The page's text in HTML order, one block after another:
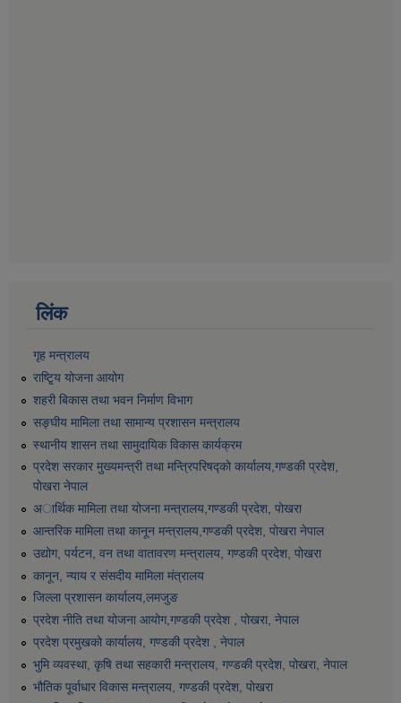
लिंक
गृह मन्त्रालय
राष्टि्ृय योजना आयोग
शहरी बिकास तथा भवन निर्माण विभाग
सङ्घीय मामिला तथा सामान्य प्रशासन मन्त्रालय
स्थानीय शासन तथा सामुदायिक विकास कार्यक्रम
प्रदेश सरकार मुख्यमन्त्री तथा मन्त्रिपरिषद्को कार्यालय,गण्डकी प्रदेश,
पाेखरा नेपाल
अार्थिक मामिला तथा योजना मन्त्रालय,गण्डकी प्रदेश, पोखरा
आन्तरिक मामिला तथा कानून मन्त्रालय,गण्डकी प्रदेश, पाेखरा नेपाल
उद्योग, पर्यटन, वन तथा वातावरण मन्त्रालय, गण्डकी प्रदेश, पोखरा
कानून, न्याय र संसदीय मामिला मंत्रालय
जिल्ला प्रशासन कार्यालय,लमजुङ
प्रदेश नीति तथा योजना आयोग,गण्डकी प्रदेश , पोखरा, नेपाल
प्रदेश प्रमुखको कार्यालय, गण्डकी प्रदेश , नेपाल
भुमि व्यवस्था, कृषि तथा सहकारी मन्त्रालय, गण्डकी प्रदेश, पोखरा, नेपाल
भौतिक पूर्वाधार विकास मन्त्रालय, गण्डकी प्रदेश, पाेखरा